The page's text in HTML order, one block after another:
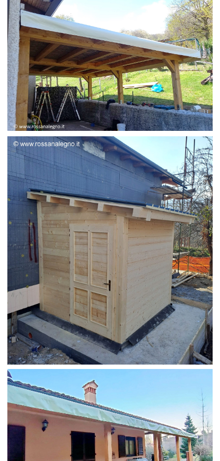
STRUTTURA ADDOSSATA LAMELLARE
STRUTTURA ADDOSSATA PER LOCALE CALDAIA